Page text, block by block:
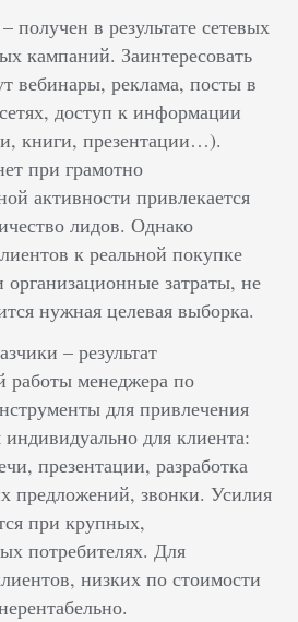
получен в результате сетевых
кампаний. Заинтересовать
вебинары, реклама, посты в
доступ к информации
книги, презентации…).
при грамотно
активности привлекается
лидов. Однако
к реальной покупке
затраты, не
нужная целевая выборка.
– результат
работы менеджера по
для привлечения
для клиента:
презентации, разработка
предложений, звонки. Усилия
при крупных,
потребителях. Для
низких по стоимости